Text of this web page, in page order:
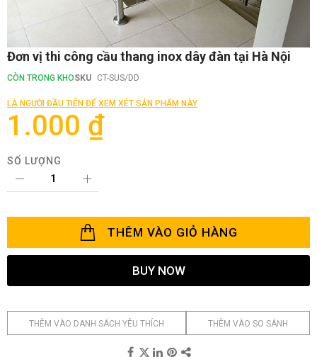
Chuyển
đến
phần
của
thư
hình
Đơn vị thi công cầu thang inox dây đàn tại Hà Nội
CÒN TRONG KHOSKU CT-SUS/DD
LÀ NGƯỜI ĐẦU TIÊN ĐỂ XEM XÉT SẢN PHẨM NÀY
1.000 ₫
SỐ LƯỢNG
THÊM VÀO GIỎ HÀNG
BUY NOW
THÊM VÀO DANH SÁCH YÊU THÍCH THÊM VÀO SO SÁNH